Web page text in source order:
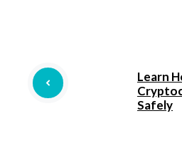
Learn
Safely